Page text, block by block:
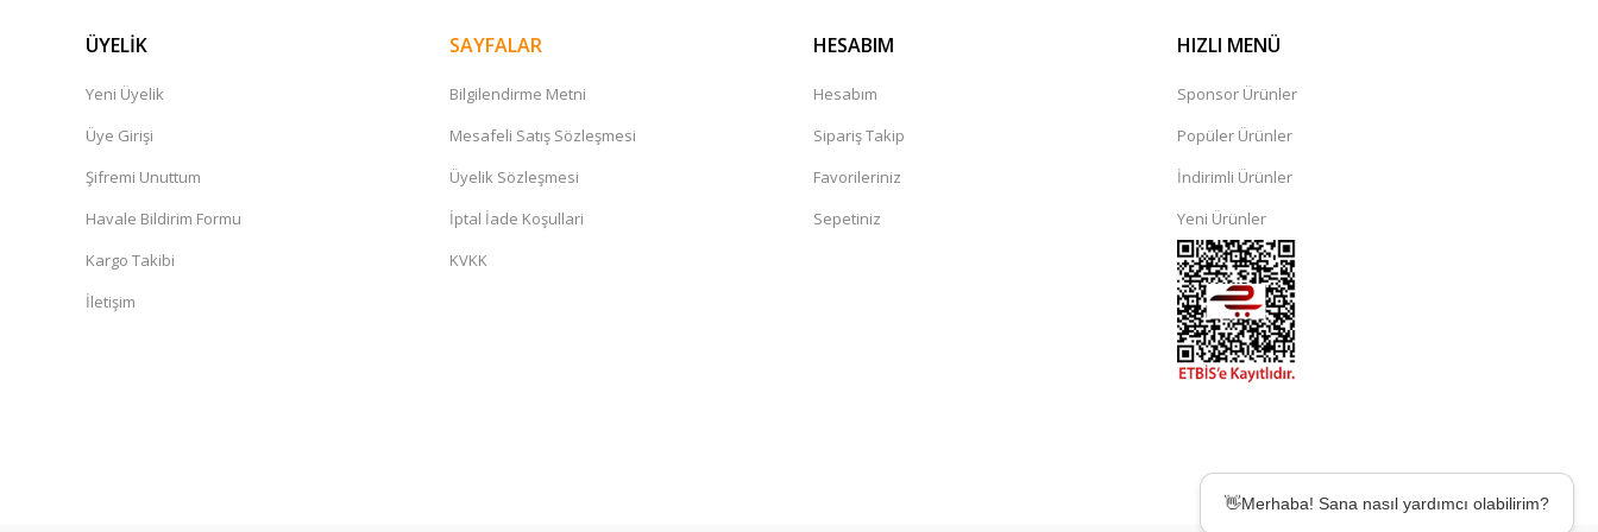
ÜYELİK
Yeni Üyelik
Üye Girişi
Şifremi Unuttum
Havale Bildirim Formu
Kargo Takibi
İletişim
SAYFALAR
Bilgilendirme Metni
Mesafeli Satış Sözleşmesi
Üyelik Sözleşmesi
İptal İade Koşullari
KVKK
HESABIM
Hesabım
Sipariş Takip
Favorileriniz
Sepetiniz
HIZLI MENÜ
Sponsor Ürünler
Popüler Ürünler
İndirimli Ürünler
Yeni Ürünler
🤖Desteğe mi ihtiyacın var? Birkaç saniyede
çözümler sunmak için buradayım! ✨